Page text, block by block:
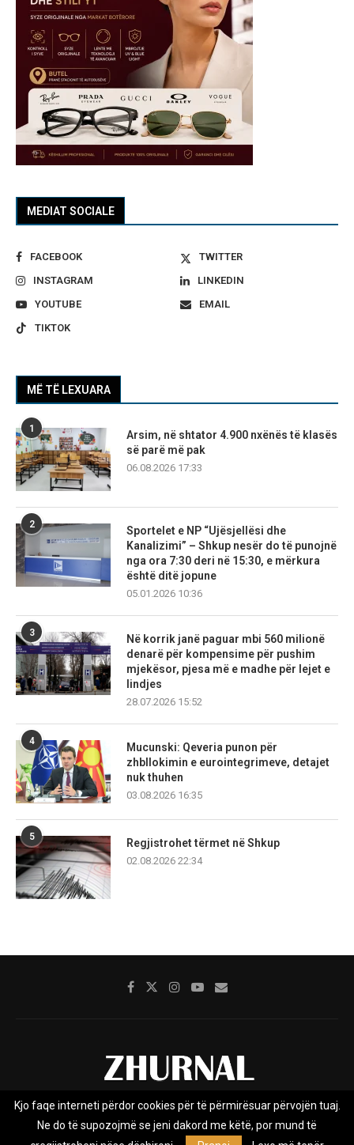
MEDIAT SOCIALE
FACEBOOK
TWITTER
INSTAGRAM
LINKEDIN
YOUTUBE
EMAIL
TIKTOK
MË TË LEXUARA
1
Arsim, në shtator 4.900 nxënës të klasës
së parë më pak
06.08.2026 17:33
2
Sportelet e NP “Ujësjellësi dhe
Kanalizimi” – Shkup nesër do të punojnë
nga ora 7:30 deri në 15:30, e mërkura
është ditë jopune
05.01.2026 10:36
3
Në korrik janë paguar mbi 560 milionë
denarë për kompensime për pushim
mjekësor, pjesa më e madhe për lejet e
lindjes
28.07.2026 15:52
4
Mucunski: Qeveria punon për
zhbllokimin e eurointegrimeve, detajet
nuk thuhen
03.08.2026 16:35
5
Regjistrohet tërmet në Shkup
02.08.2026 22:34
Rreth nesh Impresumi Marketing
Privacy Policy
Kjo faqe interneti përdor cookies për të përmirësuar përvojën tuaj.
Ne do të supozojmë se jeni dakord me këtë, por mund të